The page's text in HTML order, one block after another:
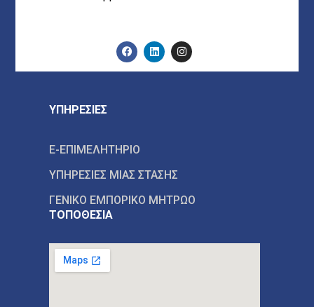
ΥΠΗΡΕΣΙΕΣ
E-ΕΠΙΜΕΛΗΤΗΡΙΟ
ΥΠΗΡΕΣΙΕΣ ΜΙΑΣ ΣΤΑΣΗΣ
ΓΕΝΙΚΟ ΕΜΠΟΡΙΚΟ ΜΗΤΡΩΟ
ΤΟΠΟΘΕΣΙΑ